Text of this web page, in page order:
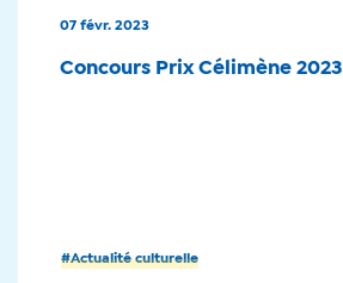
#Actualité culturelle
07 févr. 2023
Concours Prix Célimène 2023